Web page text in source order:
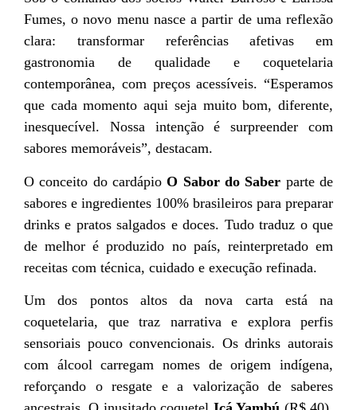
Fumes, o novo menu nasce a partir de uma reflexão
clara: transformar referências afetivas em
gastronomia de qualidade e coquetelaria
contemporânea, com preços acessíveis. “Esperamos
que cada momento aqui seja muito bom, diferente,
inesquecível. Nossa intenção é surpreender com
sabores memoráveis”, destacam.
O conceito do cardápioO Sabor do Saber parte de
sabores e ingredientes 100% brasileiros para preparar
drinks e pratos salgados e doces. Tudo traduz o que
de melhor é produzido no país, reinterpretado em
receitas com técnica, cuidado e execução refinada.
Um dos pontos altos da nova carta está na
coquetelaria, que traz narrativa e explora perfis
sensoriais pouco convencionais. Os drinks autorais
com álcool carregam nomes de origem indígena,
reforçando o resgate e a valorização de saberes